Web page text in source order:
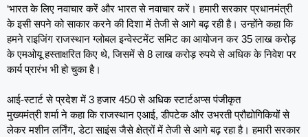
‘भारत के लिए नवाचार करें और भारत से नवाचार करें। हमारी सरकार प्रधानमंत्री
के इसी सपने को साकार करने की दिशा में तेजी से आगे बढ़ रही है। उन्होंने कहा कि
हमने राइजिंग राजस्थान ग्लोबल इन्वेस्टमेंट समिट का आयोजन कर 35 लाख करोड़
के एमओयू हस्ताक्षरित किए थे, जिसमें से 8 लाख करोड़ रुपये से अधिक के निवेश पर
कार्य प्रारंभ भी हो चुका है।
आई-स्टार्ट से प्रदेश में 3 हजार 450 से अधिक स्टार्टअप्स पंजीकृत
मुख्यमंत्री शर्मा ने कहा कि राजस्थान एआई, डीपटेक और उभरती प्रौद्योगिकियों से
लेकर मशीन लर्निंग, डेटा साइंस जैसे क्षेत्रों में तेजी से आगे बढ़ रहा है। हमारी सरकार